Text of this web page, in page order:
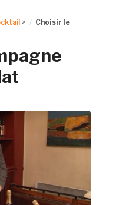
>
Choisir le